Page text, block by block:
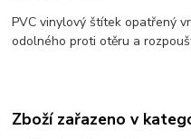
PVC vinylový štítek opatřený
odolného proti otěru a
Zboží zařazeno v